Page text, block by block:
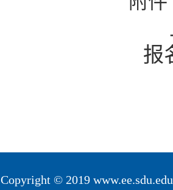
报
Copyright © 2019